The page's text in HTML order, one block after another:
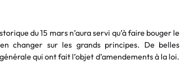
du 15 mars n’aura servi qu’à faire bouger le
changer sur les grands principes. De belles
qui ont fait l’objet d’amendements à la loi.